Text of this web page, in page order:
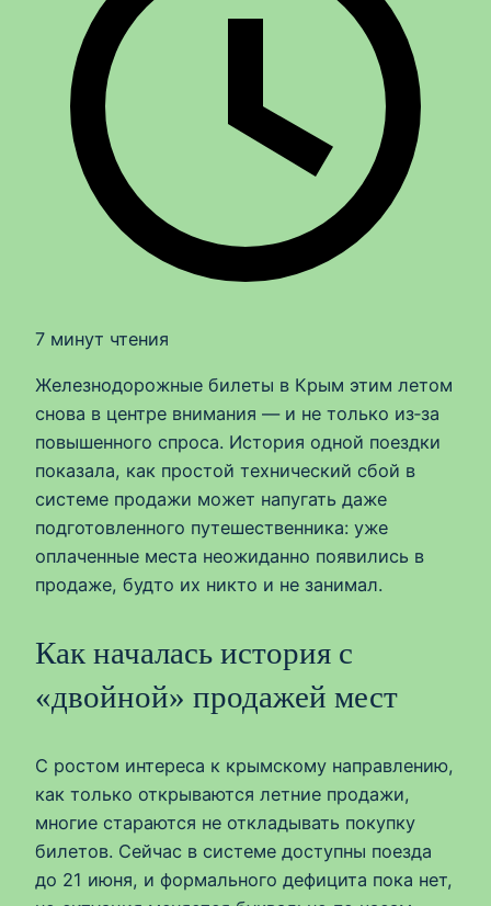
7 минут чтения
Железнодорожные билеты в Крым этим летом
снова в центре внимания — и не только из‑за
повышенного спроса. История одной поездки
показала, как простой технический сбой в
системе продажи может напугать даже
подготовленного путешественника: уже
оплаченные места неожиданно появились в
продаже, будто их никто и не занимал.
Как началась история с
«двойной» продажей мест
С ростом интереса к крымскому направлению,
как только открываются летние продажи,
многие стараются не откладывать покупку
билетов. Сейчас в системе доступны поезда
до 21 июня, и формального дефицита пока нет,